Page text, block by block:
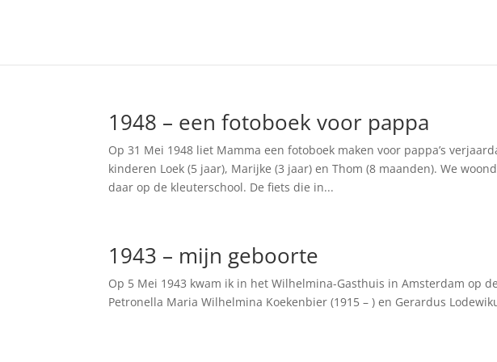
1948 – een fotoboek voor pappa
Op 31 Mei 1948 liet Mamma een fotoboek maken voor pappa’s
kinderen Loek (5 jaar), Marijke (3 jaar) en Thom (8 maanden). We
daar op de kleuterschool. De fiets die in...
1943 – mijn geboorte
Op 5 Mei 1943 kwam ik in het Wilhelmina-Gasthuis in Amsterdam op
Petronella Maria Wilhelmina Koekenbier (1915 – ) en Gerardus